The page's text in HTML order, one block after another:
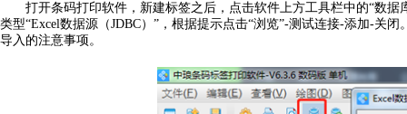
打开条码打印软件，新建标签之后，点击软件上方工具栏中的“数
类型“Excel数据源（JDBC）”，根据提示点击“浏览”-测试连接-添加-关
导入的注意事项。